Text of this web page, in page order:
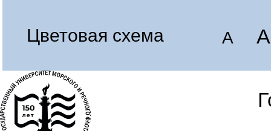
Цветовая схема A A